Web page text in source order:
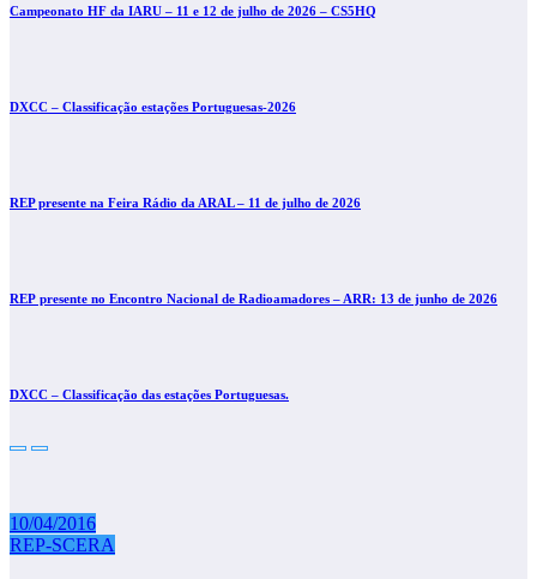
Campeonato HF da IARU – 11 e 12 de julho de 2026 – CS5HQ
DXCC – Classificação estações Portuguesas-2026
REP presente na Feira Rádio da ARAL – 11 de julho de 2026
REP presente no Encontro Nacional de Radioamadores – ARR: 13 de junho de 2026
DXCC – Classificação das estações Portuguesas.
10/04/2016
REP-SCERA